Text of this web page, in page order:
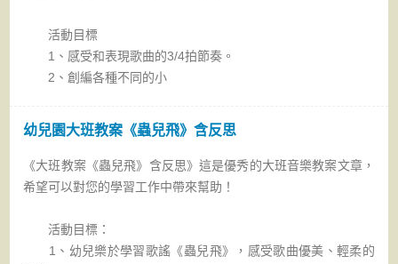
活動目標
1、感受和表現歌曲的3/4拍節奏。
2、創編各種不同的小
幼兒園大班教案《蟲兒飛》含反思
《大班教案《蟲兒飛》含反思》這是優秀的大班音樂教案文章，
希望可以對您的學習工作中帶來幫助！
活動目標：
1、幼兒樂於學習歌謠《蟲兒飛》，感受歌曲優美、輕柔的